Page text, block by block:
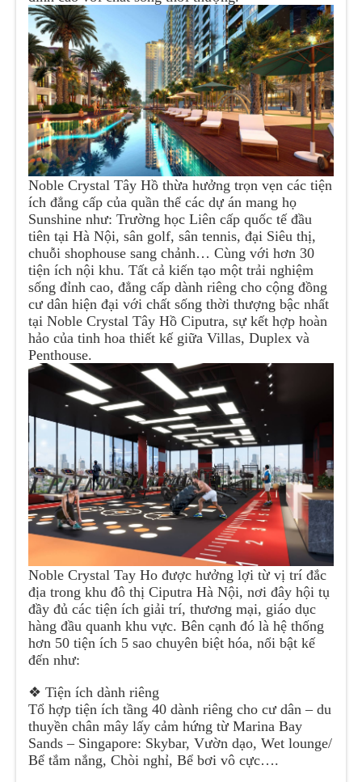
Noble Crystal Tây Hồ thừa hưởng trọn vẹn các tiện
ích đẳng cấp của quần thể các dự án mang họ
Sunshine như: Trường học Liên cấp quốc tế đầu
tiên tại Hà Nội, sân golf, sân tennis, đại Siêu thị,
chuỗi shophouse sang chảnh… Cùng với hơn 30
tiện ích nội khu. Tất cả kiến tạo một trải nghiệm
sống đỉnh cao, đẳng cấp dành riêng cho cộng đồng
cư dân hiện đại với chất sống thời thượng bậc nhất
tại Noble Crystal Tây Hồ Ciputra, sự kết hợp hoàn
hảo của tinh hoa thiết kế giữa Villas, Duplex và
Penthouse.
Noble Crystal Tay Ho được hưởng lợi từ vị trí đắc
địa trong khu đô thị Ciputra Hà Nội, nơi đây hội tụ
đầy đủ các tiện ích giải trí, thương mại, giáo dục
hàng đầu quanh khu vực. Bên cạnh đó là hệ thống
hơn 50 tiện ích 5 sao chuyên biệt hóa, nổi bật kế
đến như:
❖ Tiện ích dành riêng
Tổ hợp tiện ích tầng 40 dành riêng cho cư dân – du
thuyền chân mây lấy cảm hứng từ Marina Bay
Sands – Singapore: Skybar, Vườn dạo, Wet lounge/
Bể tắm nắng, Chòi nghỉ, Bể bơi vô cực….